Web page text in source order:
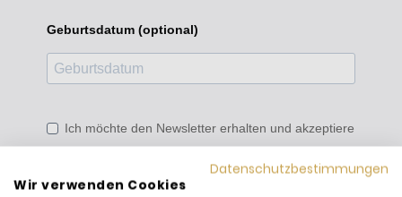
Geburtsdatum (optional)
Ich möchte den Newsletter erhalten und akzeptiere
Du kannst den Newsletter jederzeit über den Link in unserem
Datenschutzbestimmungen
Wir verwenden Cookies